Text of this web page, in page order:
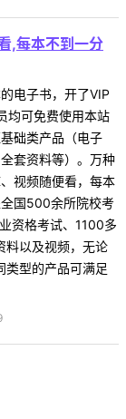
,每本不到一分
电子书，开了VIP
均可免费使用本站
础类产品（电子
套资料等）。万种
视频随便看，每本
国500余所院校考
资格考试、1100多
料以及视频，无论
类型的产品可满足